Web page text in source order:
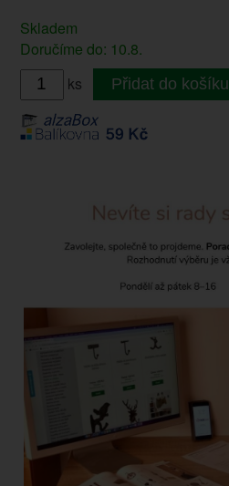
Skladem
Doručíme do: 10.8.
ks
Přidat do košíku